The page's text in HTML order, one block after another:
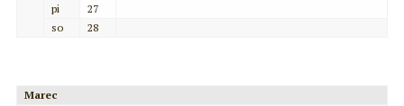
pi
27
so
28
Marec